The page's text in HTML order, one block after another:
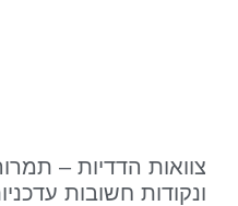
צוואות הדדיות –
ונקודות חשובות